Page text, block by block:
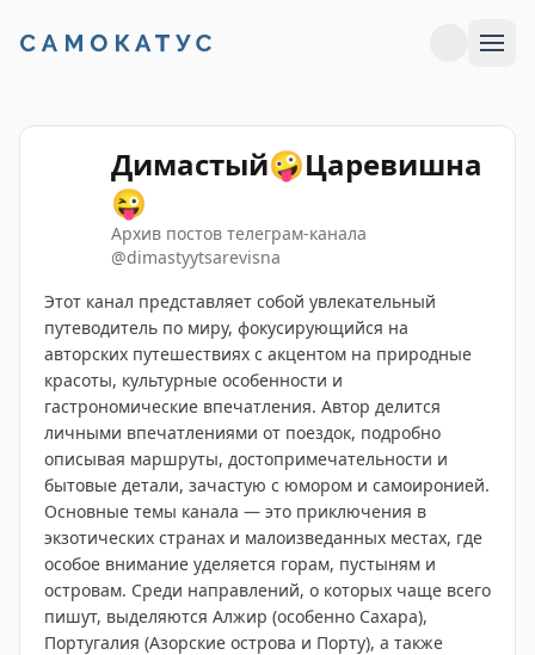
Димастый🤪Царевишна
😜
Архив постов телеграм-канала
@dimastyytsarevisna
Этот канал представляет собой увлекательный
путеводитель по миру, фокусирующийся на
авторских путешествиях с акцентом на природные
красоты, культурные особенности и
гастрономические впечатления. Автор делится
личными впечатлениями от поездок, подробно
описывая маршруты, достопримечательности и
бытовые детали, зачастую с юмором и самоиронией.
Основные темы канала — это приключения в
экзотических странах и малоизведанных местах, где
особое внимание уделяется горам, пустыням и
островам. Среди направлений, о которых чаще всего
пишут, выделяются Алжир (особенно Сахара),
Португалия (Азорские острова и Порту), а также